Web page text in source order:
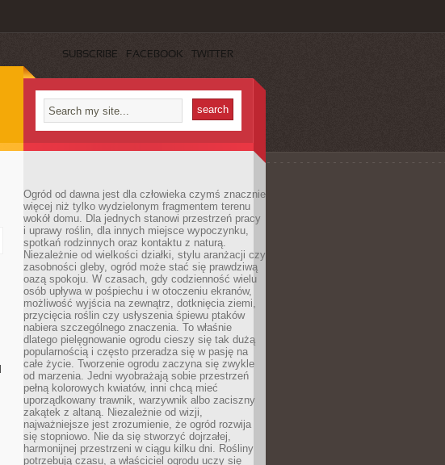
SUBSCRIBE FACEBOOK TWITTER
Ogród od dawna jest dla człowieka czymś znacznie
więcej niż tylko wydzielonym fragmentem terenu
wokół domu. Dla jednych stanowi przestrzeń pracy
i uprawy roślin, dla innych miejsce wypoczynku,
spotkań rodzinnych oraz kontaktu z naturą.
Niezależnie od wielkości działki, stylu aranżacji czy
zasobności gleby, ogród może stać się prawdziwą
oazą spokoju. W czasach, gdy codzienność wielu
osób upływa w pośpiechu i w otoczeniu ekranów,
możliwość wyjścia na zewnątrz, dotknięcia ziemi,
przycięcia roślin czy usłyszenia śpiewu ptaków
nabiera szczególnego znaczenia. To właśnie
dlatego pielęgnowanie ogrodu cieszy się tak dużą
popularnością i często przeradza się w pasję na
całe życie. Tworzenie ogrodu zaczyna się zwykle
od marzenia. Jedni wyobrażają sobie przestrzeń
pełną kolorowych kwiatów, inni chcą mieć
uporządkowany trawnik, warzywnik albo zaciszny
zakątek z altaną. Niezależnie od wizji,
najważniejsze jest zrozumienie, że ogród rozwija
się stopniowo. Nie da się stworzyć dojrzałej,
harmonijnej przestrzeni w ciągu kilku dni. Rośliny
potrzebują czasu, a właściciel ogrodu uczy się